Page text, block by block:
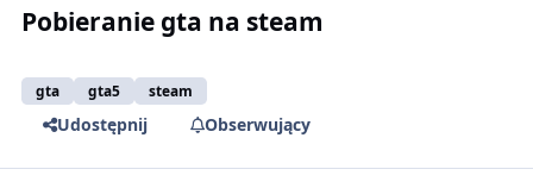
Pobieranie gta na steam
gta gta5 steam
Udostępnij Obserwujący